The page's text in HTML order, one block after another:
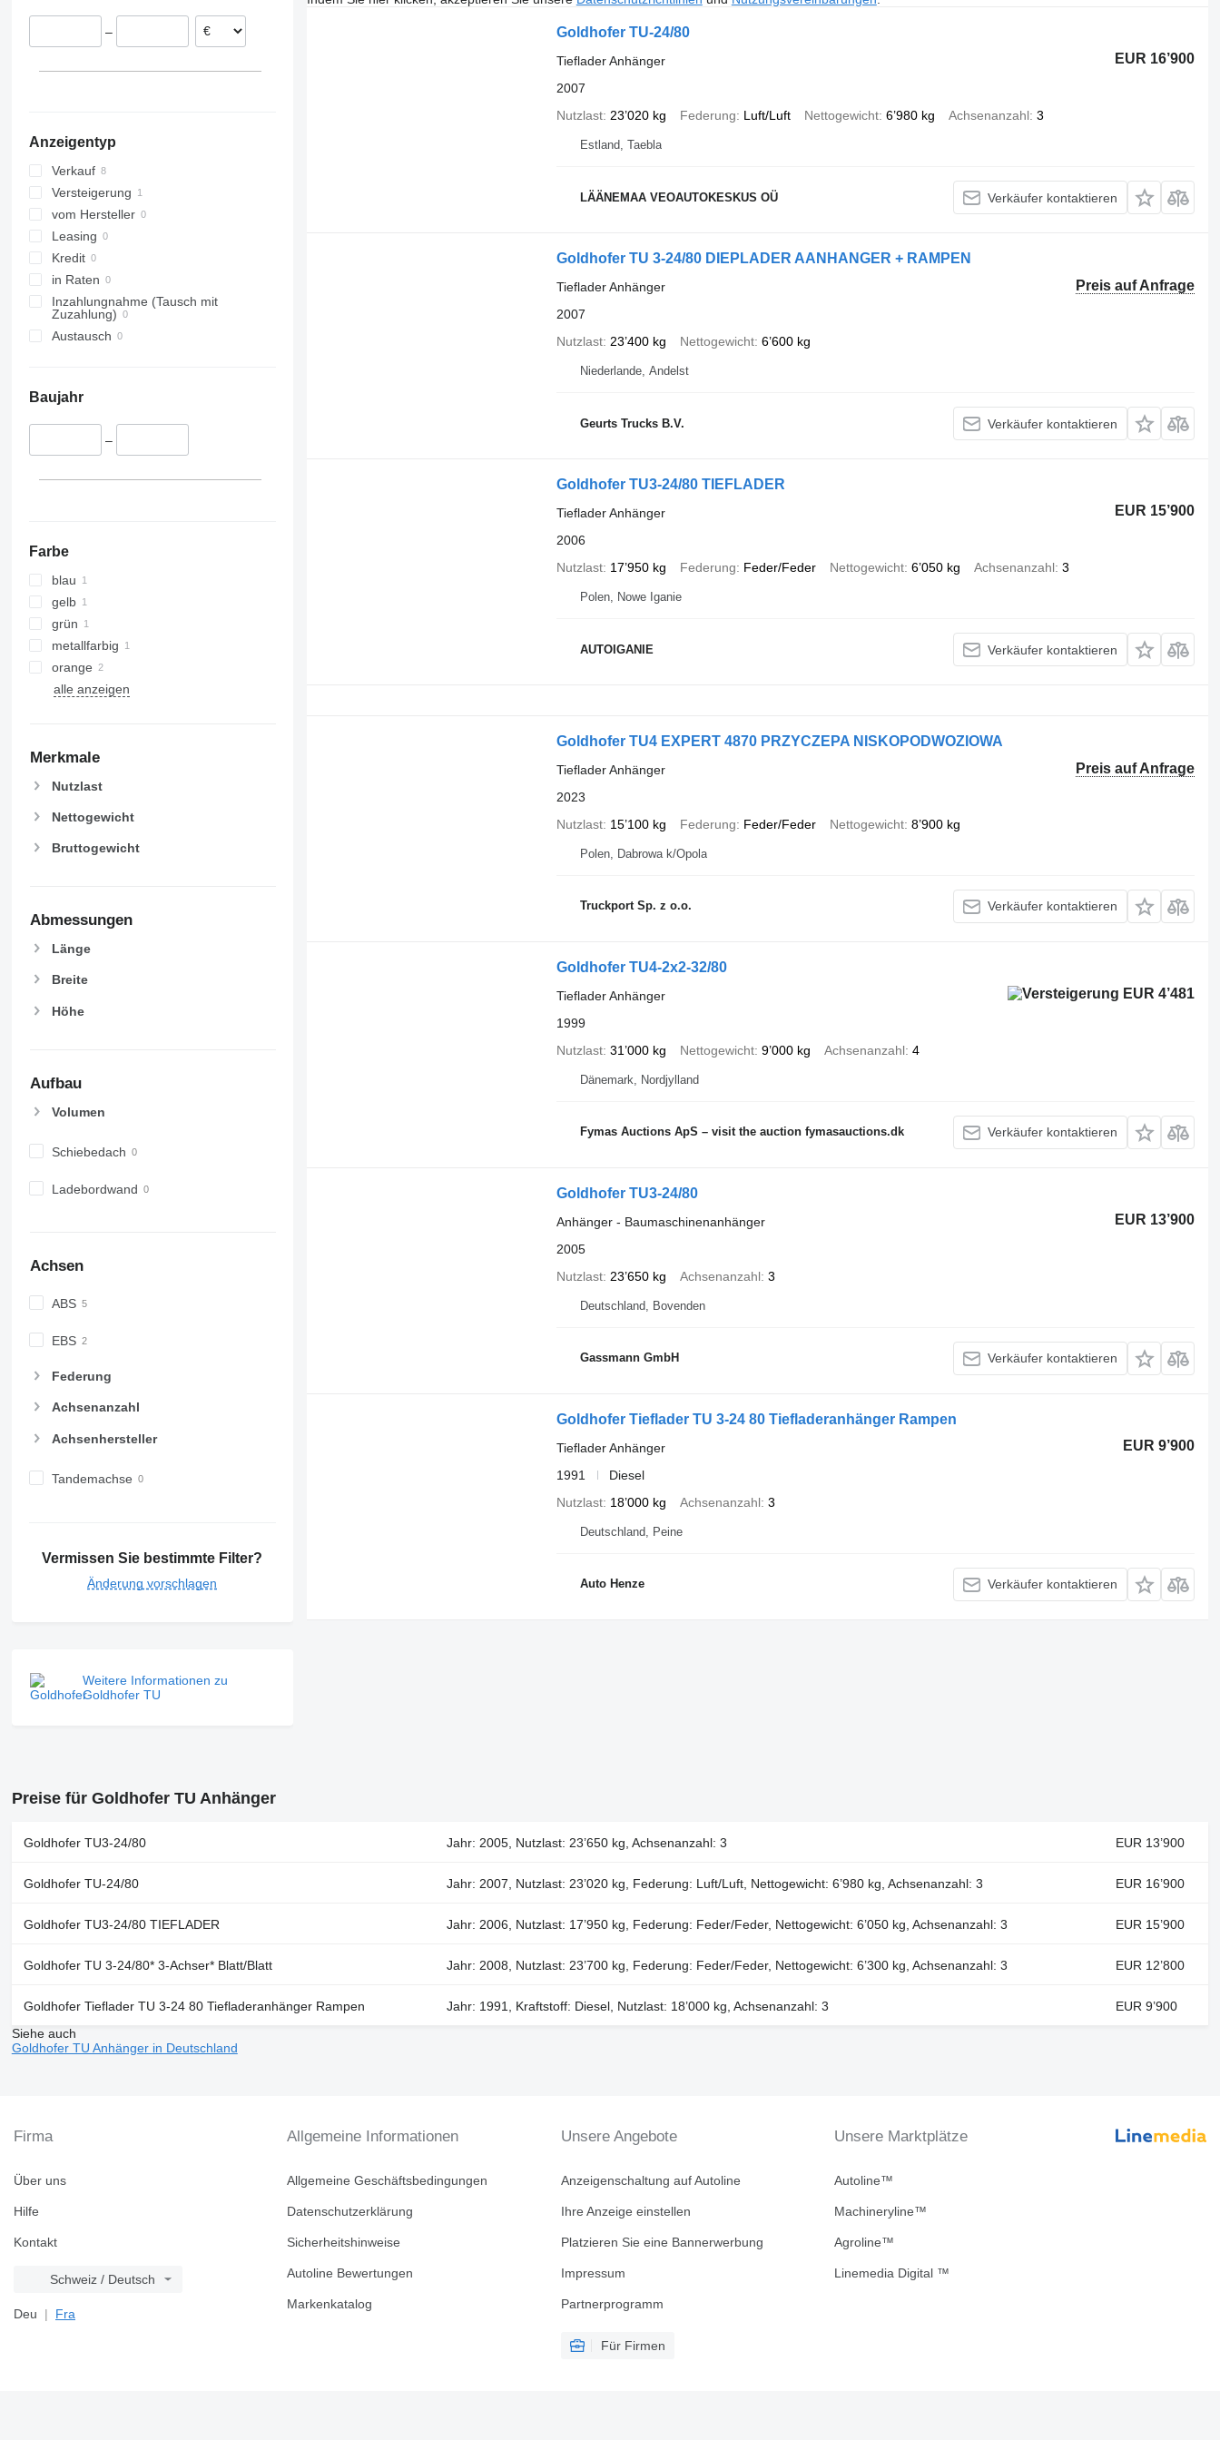
Tschechien
Niederlande
–
Anzeigentyp
Verkauf
Versteigerung
vom Hersteller
Leasing
Kredit
in Raten
Inzahlungnahme (Tausch mit
Zuzahlung)
Austausch
Baujahr
–
Farbe
blau
gelb
grün
metallfarbig
orange
alle anzeigen
Merkmale
Nutzlast
Nettogewicht
Bruttogewicht
Abmessungen
Länge
Breite
Höhe
Aufbau
Volumen
Schiebedach
Ladebordwand
Achsen
ABS
EBS
Federung
Achsenanzahl
Achsenhersteller
Tandemachse
Vermissen Sie bestimmte Filter?
Änderung vorschlagen
Weitere Informationen zu
Goldhofer TU
Goldhofer TU-24/80
EUR 16’900
Tieflader Anhänger
2007
Nutzlast 23’020 kg Federung Luft/Luft Nettogewicht 6’980 kg Achsenanzahl 3
Estland, Taebla
LÄÄNEMAA VEOAUTOKESKUS OÜ Verkäufer kontaktieren
Goldhofer TU 3-24/80 DIEPLADER AANHANGER + RAMPEN
Preis auf Anfrage
Tieflader Anhänger
2007
Nutzlast 23’400 kg Nettogewicht 6’600 kg
Niederlande, Andelst
Geurts Trucks B.V. Verkäufer kontaktieren
Goldhofer TU3-24/80 TIEFLADER
EUR 15’900
Tieflader Anhänger
2006
Nutzlast 17’950 kg Federung Feder/Feder Nettogewicht 6’050 kg Achsenanzahl 3
Polen, Nowe Iganie
AUTOIGANIE Verkäufer kontaktieren
Goldhofer TU4 EXPERT 4870 PRZYCZEPA NISKOPODWOZIOWA
Preis auf Anfrage
Tieflader Anhänger
2023
Nutzlast 15’100 kg Federung Feder/Feder Nettogewicht 8’900 kg
Polen, Dabrowa k/Opola
Truckport Sp. z o.o. Verkäufer kontaktieren
Goldhofer TU4-2x2-32/80
EUR 4’481
Tieflader Anhänger
1999
Nutzlast 31’000 kg Nettogewicht 9’000 kg Achsenanzahl 4
Dänemark, Nordjylland
Fymas Auctions ApS – visit the auction fymasauctions.dk Verkäufer kontaktieren
Goldhofer TU3-24/80
EUR 13’900
Anhänger - Baumaschinenanhänger
2005
Nutzlast 23’650 kg Achsenanzahl 3
Deutschland, Bovenden
Gassmann GmbH Verkäufer kontaktieren
Goldhofer Tieflader TU 3-24 80 Tiefladeranhänger Rampen
EUR 9’900
Tieflader Anhänger
1991
Diesel
Nutzlast 18’000 kg Achsenanzahl 3
Deutschland, Peine
Auto Henze Verkäufer kontaktieren
Preise für Goldhofer TU Anhänger
Goldhofer TU3-24/80 Jahr: 2005, Nutzlast: 23’650 kg, Achsenanzahl: 3 EUR 13’900
Goldhofer TU-24/80 Jahr: 2007, Nutzlast: 23’020 kg, Federung: Luft/Luft, Nettogewicht: 6’980 kg, Achsenanzahl: 3 EUR 16’900
Goldhofer TU3-24/80 TIEFLADER Jahr: 2006, Nutzlast: 17’950 kg, Federung: Feder/Feder, Nettogewicht: 6’050 kg, Achsenanzahl: 3 EUR 15’900
Goldhofer TU 3-24/80* 3-Achser* Blatt/Blatt Jahr: 2008, Nutzlast: 23’700 kg, Federung: Feder/Feder, Nettogewicht: 6’300 kg, Achsenanzahl: 3 EUR 12’800
Goldhofer Tieflader TU 3-24 80 Tiefladeranhänger Rampen Jahr: 1991, Kraftstoff: Diesel, Nutzlast: 18’000 kg, Achsenanzahl: 3
EUR 9’900
Siehe auch
Goldhofer TU Anhänger in Deutschland
Firma
Über uns
Hilfe
Kontakt
Schweiz / Deutsch
Deu Fra
Allgemeine Informationen
Allgemeine Geschäftsbedingungen
Datenschutzerklärung
Sicherheitshinweise
Autoline Bewertungen
Markenkatalog
Unsere Angebote
Anzeigenschaltung auf Autoline
Ihre Anzeige einstellen
Platzieren Sie eine Bannerwerbung
Impressum
Partnerprogramm
Für Firmen
Unsere Marktplätze
Autoline™
Machineryline™
Agroline™
Linemedia Digital ™